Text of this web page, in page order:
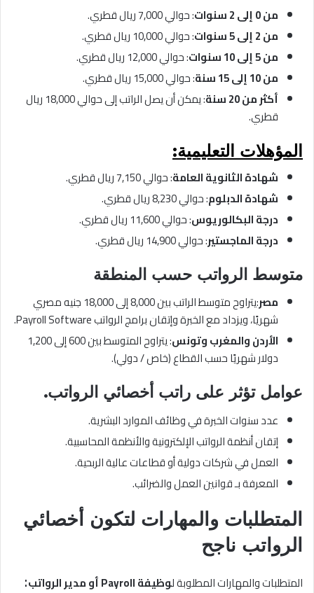
من 0 إلى 2 سنوات
: حوالي 7,000 ريال قطري.
من 2 إلى 5 سنوات
: حوالي 10,000 ريال قطري.
من 5 إلى 10 سنوات
: حوالي 12,000 ريال قطري.
من 10 إلى 15 سنة
: حوالي 15,000 ريال قطري.
أكثر من 20 سنة
: يمكن أن يصل الراتب إلى حوالي 18,000 ريال
قطري.
المؤهلات التعليمية:
شهادة الثانوية العامة: حوالي 7,150 ريال قطري.
شهادة الدبلوم: حوالي 8,230 ريال قطري.
درجة البكالوريوس: حوالي 11,600 ريال قطري.
درجة الماجستير: حوالي 14,900 ريال قطري.
متوسط الرواتب حسب المنطقة
مصر
:يتراوح متوسط الراتب بين 8,000 إلى 18,000 جنيه مصري
شهريًا، ويزداد مع الخبرة وإتقان برامج الرواتب Payroll Software.
الأردن والمغرب وتونس
: يتراوح المتوسط بين 600 إلى 1,200
دولار شهريًا حسب القطاع (خاص / دولي).
عوامل تؤثر على راتب أخصائي الرواتب.
عدد سنوات الخبرة في وظائف الموارد البشرية.
إتقان أنظمة الرواتب الإلكترونية والأنظمة المحاسبية.
العمل في شركات دولية أو قطاعات عالية الربحية.
المعرفة بـ قوانين العمل والضرائب.
المتطلبات والمهارات لتكون أخصائي
الرواتب ناجح
المتطلبات والمهارات المطلوبة لوظيفة Payroll أو مدير الرواتب :